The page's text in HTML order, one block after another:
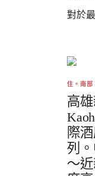
對於
住。南部
高
際
列
～